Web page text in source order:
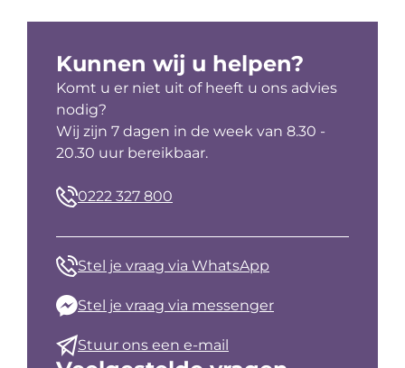
Kunnen wij u helpen?
Komt u er niet uit of heeft u ons advies
nodig?
Wij zijn 7 dagen in de week van 8.30 -
20.30 uur bereikbaar.
0222 327 800
Stel je vraag via WhatsApp
Stel je vraag via messenger
Stuur ons een e-mail